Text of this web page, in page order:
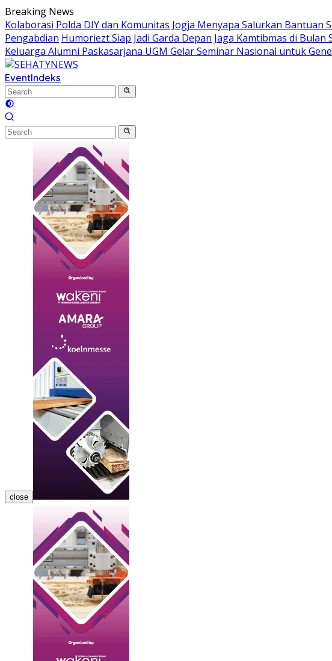
Skip
to
content
Breaking News
Kolaborasi Polda DIY dan Komunitas Jogja Menyapa Salurkan
Pengabdian Humoriezt Siap Jadi Garda Depan Jaga Kamtibmas di Bulan
Keluarga Alumni Paskasarjana UGM Gelar Seminar Nasional untuk
EventIndeks
close